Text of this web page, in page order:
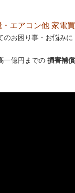
エアコン他 家電
のお困り事・お悩み
一億円までの 損害補償